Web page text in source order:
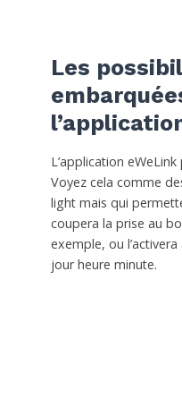
Les
L’application
Voyez cela comme
light mais qui
coupera la prise au
exemple, ou
jour heure minute.